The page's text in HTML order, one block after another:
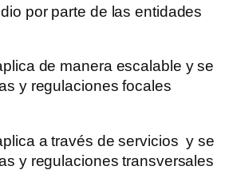
por parte de las entidades
de manera escalable y se
y regulaciones focales
a través de servicios y se
y regulaciones transversales